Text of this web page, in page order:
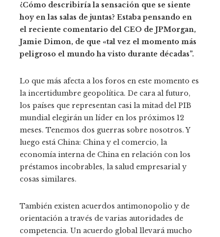
¿Cómo describiría la sensación que se siente
hoy en las salas de juntas? Estaba pensando en
el reciente comentario del CEO de JPMorgan,
Jamie Dimon, de que «tal vez el momento más
peligroso el mundo ha visto durante décadas”.
Lo que más afecta a los foros en este momento es
la incertidumbre geopolítica. De cara al futuro,
los países que representan casi la mitad del PIB
mundial elegirán un líder en los próximos 12
meses. Tenemos dos guerras sobre nosotros. Y
luego está China: China y el comercio, la
economía interna de China en relación con los
préstamos incobrables, la salud empresarial y
cosas similares.
También existen acuerdos antimonopolio y de
orientación a través de varias autoridades de
competencia. Un acuerdo global llevará mucho